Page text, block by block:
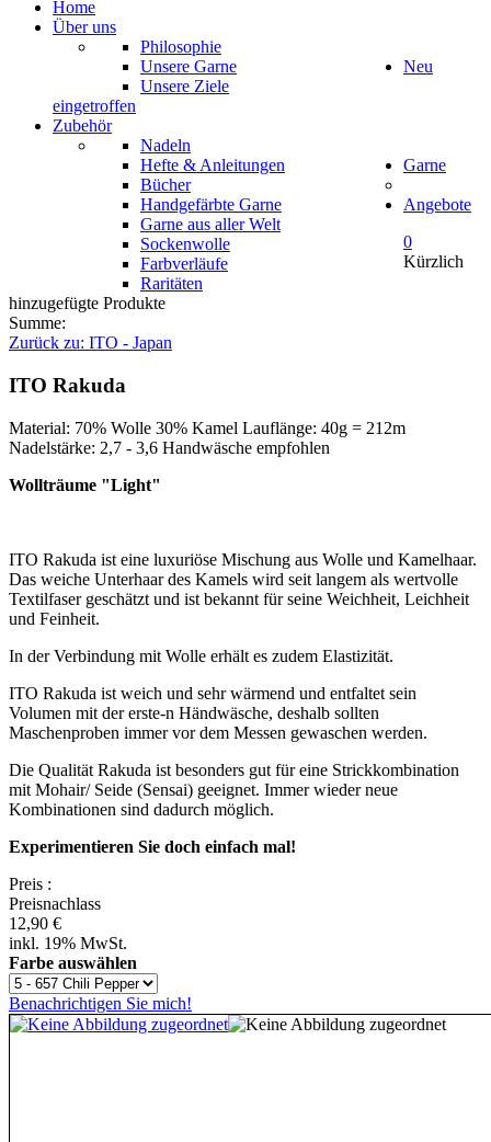
Home
Über uns
Philosophie
Unsere Garne
Unsere Ziele
Neu
eingetroffen
Zubehör
Nadeln
Hefte & Anleitungen
Bücher
Garne
Handgefärbte Garne
Garne aus aller Welt
Sockenwolle
Farbverläufe
Raritäten
Angebote
0
Kürzlich
hinzugefügte Produkte
Summe:
Zurück zu: ITO - Japan
ITO Rakuda
Material: 70% Wolle 30% Kamel Lauflänge: 40g = 212m
Nadelstärke: 2,7 - 3,6 Handwäsche empfohlen
Wollträume "Light"
ITO Rakuda ist eine luxuriöse Mischung aus Wolle und Kamelhaar.
Das weiche Unterhaar des Kamels wird seit langem als wertvolle
Textilfaser geschätzt und ist bekannt für seine Weichheit, Leichheit
und Feinheit.
In der Verbindung mit Wolle erhält es zudem Elastizität.
ITO Rakuda ist weich und sehr wärmend und entfaltet sein
Volumen mit der erste-n Händwäsche, deshalb sollten
Maschenproben immer vor dem Messen gewaschen werden.
Die Qualität Rakuda ist besonders gut für eine Strickkombination
mit Mohair/ Seide (Sensai) geeignet. Immer wieder neue
Kombinationen sind dadurch möglich.
Experimentieren Sie doch einfach mal!
Preis :
Preisnachlass
12,90 €
inkl. 19% MwSt.
Farbe auswählen
Benachrichtigen Sie mich!